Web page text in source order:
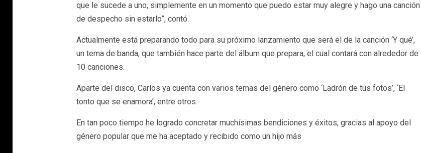
que le sucede a uno, simplemente en un momento que puedo estar muy alegre y hago una canción
de despecho sin estarlo”, contó.
Actualmente está preparando todo para su próximo lanzamiento que será el de la canción ‘Y qué’,
un tema de banda, que también hace parte del álbum que prepara, el cual contará con alrededor de
10 canciones.
Aparte del disco, Carlos ya cuenta con varios temas del género como ‘Ladrón de tus fotos’, ‘El
tonto que se enamora’, entre otros.
En tan poco tiempo he logrado concretar muchísimas bendiciones y éxitos, gracias al apoyo del
género popular que me ha aceptado y recibido como un hijo más